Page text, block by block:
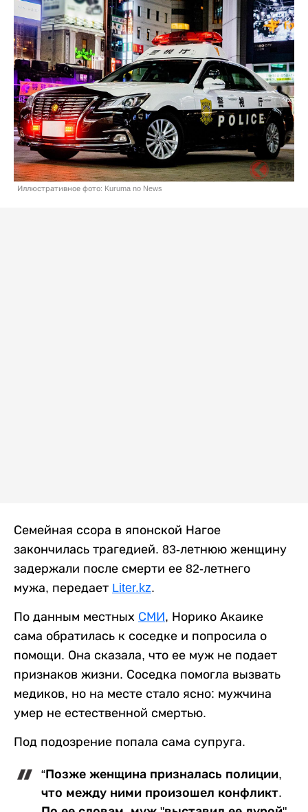
Иллюстративное фото: Kuruma no News
Семейная ссора в японской Нагое
закончилась трагедией. 83-летнюю женщину
задержали после смерти ее 82-летнего
мужа, передает Liter.kz.
По данным местных СМИ, Норико Акаике
сама обратилась к соседке и попросила о
помощи. Она сказала, что ее муж не подает
признаков жизни. Соседка помогла вызвать
медиков, но на месте стало ясно: мужчина
умер не естественной смертью.
Под подозрение попала сама супруга.
“Позже женщина призналась полиции,
что между ними произошел конфликт.